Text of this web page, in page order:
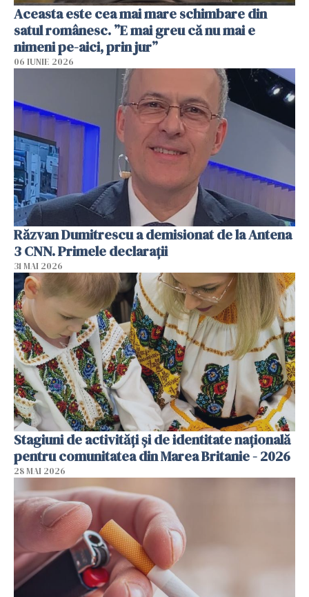
Aceasta este cea mai mare schimbare din
satul românesc. ”E mai greu că nu mai e
nimeni pe-aici, prin jur”
06 IUNIE 2026
Răzvan Dumitrescu a demisionat de la Antena
3 CNN. Primele declarații
31 MAI 2026
Stagiuni de activități și de identitate națională
pentru comunitatea din Marea Britanie - 2026
28 MAI 2026